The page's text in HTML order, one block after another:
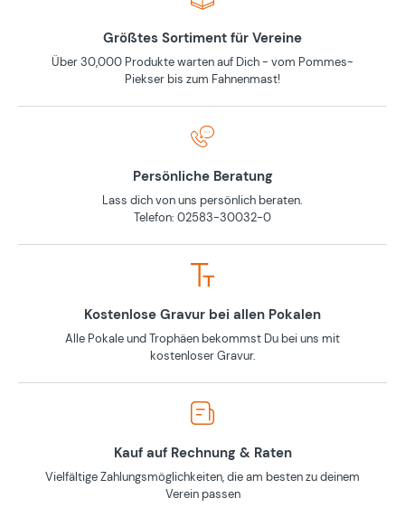
Größtes Sortiment für Vereine
Über 30,000 Produkte warten auf Dich - vom Pommes-
Piekser bis zum Fahnenmast!
Persönliche Beratung
Lass dich von uns persönlich beraten.
Telefon: 02583-30032-0
Kostenlose Gravur bei allen Pokalen
Alle Pokale und Trophäen bekommst Du bei uns mit
kostenloser Gravur.
Kauf auf Rechnung & Raten
Vielfältige Zahlungsmöglichkeiten, die am besten zu deinem
Verein passen